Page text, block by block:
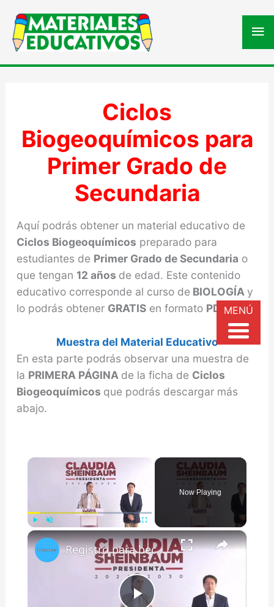
Ciclos
Biogeoquímicos para
Primer Grado de
Secundaria
Aquí podrás obtener un material educativo de
Ciclos Biogeoquímicos preparado para
estudiantes de Primer Grado de Secundaria o
que tengan 12 años de edad. Este contenido
educativo corresponde al curso de BIOLOGÍA y
lo podrás obtener GRATISen formato PDF.
Muestra del Material Educativo
En esta parte podrás observar una muestra de
la PRIMERA PÁGINA de la ficha de Ciclos
Biogeoquímicos que podrás descargar más
abajo.
Now Playing
×
Registro para becas universales será en las escuelas: Sheinbaum
MENÚ